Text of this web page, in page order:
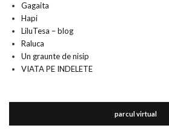
Gagaita
Hapi
LiluTesa – blog
Raluca
Un graunte de nisip
VIATA PE INDELETE
parcul virtual